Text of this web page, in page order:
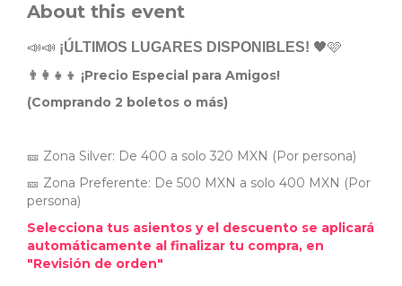
About this event
📣📣 ¡ÚLTIMOS LUGARES DISPONIBLES! 🖤🩷
​👨‍👩‍👧‍👦 ¡Precio Especial para Amigos!
(Comprando 2 boletos o más)
​🎫 Zona Silver: De 400 a solo 320 MXN (Por persona)
🎫 Zona Preferente: De 500 MXN a solo 400 MXN (Por
persona)
Selecciona tus asientos y el descuento se aplicará
automáticamente al finalizar tu compra, en
"Revisión de orden"